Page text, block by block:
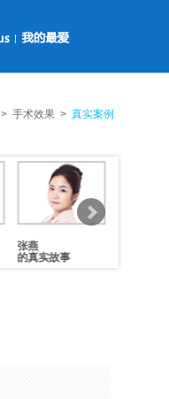
> 手术效果 > 真实案例
宝英
的真实故事